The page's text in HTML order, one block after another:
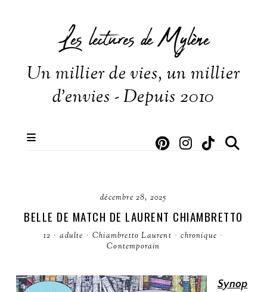
Les lectures de Mylène
Un millier de vies, un millier
d'envies - Depuis 2010
décembre 28, 2025
BELLE DE MATCH DE LAURENT CHIAMBRETTO
12 · adulte · Chiambretto Laurent · chronique ·
Contemporain
Synop